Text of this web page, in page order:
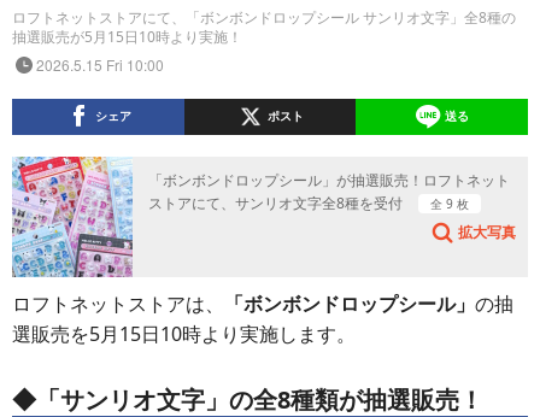
ロフトネットストアにて、「ボンボンドロップシール サンリオ文字」全8種の
抽選販売が5月15日10時より実施！
2026.5.15 Fri 10:00
シェア ポスト 送る
「ボンボンドロップシール」が抽選販売！ロフトネット
ストアにて、サンリオ文字全8種を受付
全 9 枚
拡大写真
ロフトネットストアは、 「ボンボンドロップシール」 の抽
選販売を5月15日10時より実施します。
◆「サンリオ文字」の全8種類が抽選販売！